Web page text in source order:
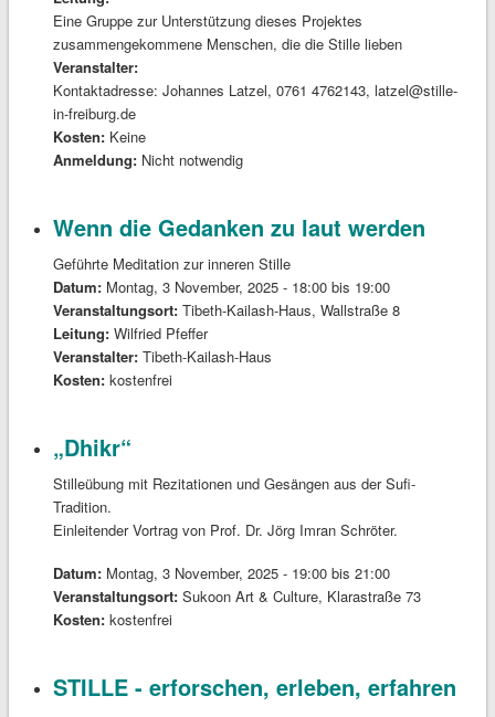
Eine Gruppe zur Unterstützung dieses Projektes
zusammengekommene Menschen, die die Stille lieben
Veranstalter:
Kontaktadresse: Johannes Latzel, 0761 4762143, latzel@stille-
in-freiburg.de
Kosten: Keine
Anmeldung: Nicht notwendig
Wenn die Gedanken zu laut werden
Geführte Meditation zur inneren Stille
Datum: Montag, 3 November, 2025 - 18:00bis 19:00
Veranstaltungsort: Tibeth-Kailash-Haus, Wallstraße 8
Leitung: Wilfried Pfeffer
Veranstalter: Tibeth-Kailash-Haus
Kosten: kostenfrei
„Dhikr“
Stilleübung mit Rezitationen und Gesängen aus der Sufi-
Tradition.
Einleitender Vortrag von Prof. Dr. Jörg Imran Schröter.
Datum: Montag, 3 November, 2025 - 19:00bis 21:00
Veranstaltungsort: Sukoon Art & Culture, Klarastraße 73
Kosten: kostenfrei
STILLE - erforschen, erleben, erfahren